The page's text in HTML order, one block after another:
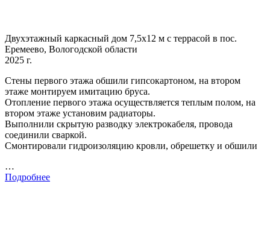
Двухэтажный каркасный дом 7,5х12 м с террасой в пос.
Еремеево, Вологодской области
2025 г.
Стены первого этажа обшили гипсокартоном, на втором
этаже монтируем имитацию бруса.
Отопление первого этажа осуществляется теплым полом, на
втором этаже установим радиаторы.
Выполнили скрытую разводку электрокабеля, провода
соединили сваркой.
Смонтировали гидроизоляцию кровли, обрешетку и обшили
…
Подробнее